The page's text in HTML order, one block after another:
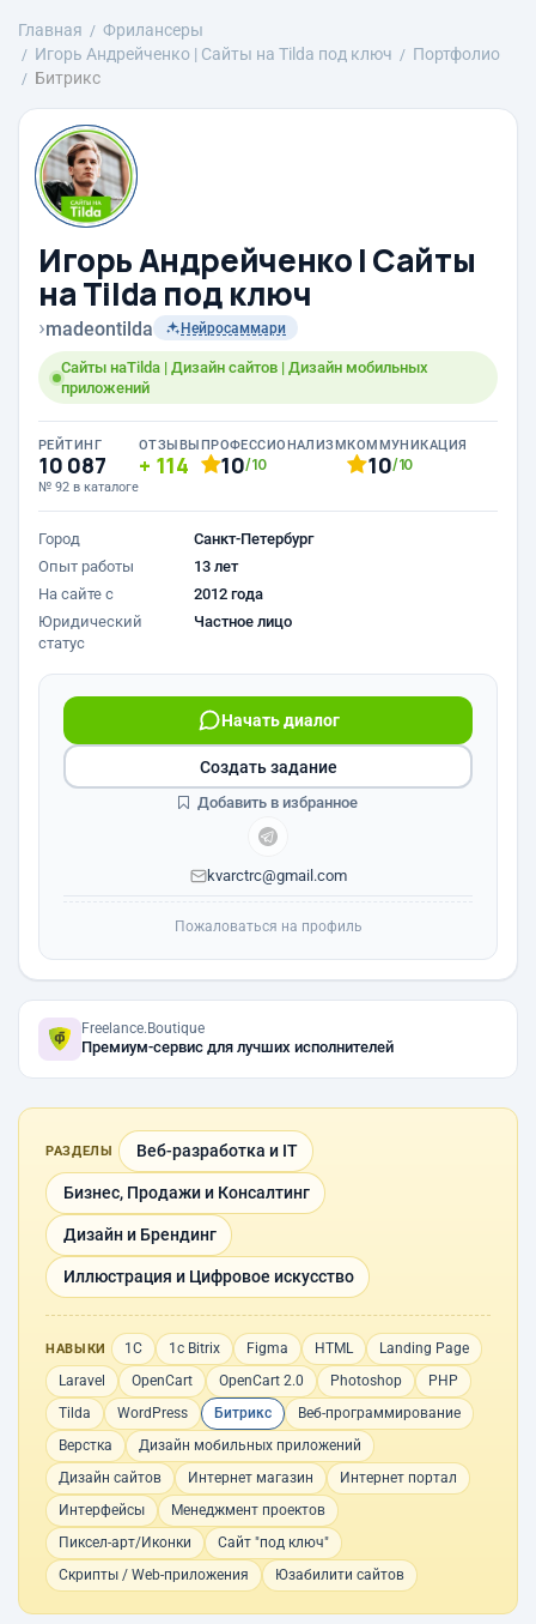
Главная
Фрилансеры
Игорь Андрейченко | Сайты на Tilda под ключ
Портфолио
Битрикс
Игорь Андрейченко | Сайты
на Tilda под ключ
›madeontilda Нейросаммари
Сайты наTilda | Дизайн сайтов | Дизайн мобильных
приложений
РЕЙТИНГ
10 087
№ 92 в каталоге
ОТЗЫВЫ
114
ПРОФЕССИОНАЛИЗМ
10/10
КОММУНИКАЦИЯ
10/10
Город
Санкт-Петербург
Опыт работы
13 лет
На сайте с
2012 года
Юридический
статус
Частное лицо
Начать диалог
kvarctrc@gmail.com
Создать задание
Добавить в избранное
Пожаловаться на профиль
Freelance.Boutique
Премиум-сервис для лучших исполнителей
РАЗДЕЛЫ Веб-разработка и IT
Бизнес, Продажи и Консалтинг
Дизайн и Брендинг
Иллюстрация и Цифровое искусство
НАВЫКИ 1С 1с Bitrix Figma HTML
Landing Page
Laravel
OpenCart OpenCart 2.0 Photoshop
PHP
Tilda
WordPress Битрикс
Веб-программирование
Верстка
Дизайн мобильных приложений
Дизайн сайтов
Интернет магазин
Интернет портал
Интерфейсы
Менеджмент проектов
Пиксел-арт/Иконки
Сайт "под ключ"
Скрипты / Web-приложения
Юзабилити сайтов